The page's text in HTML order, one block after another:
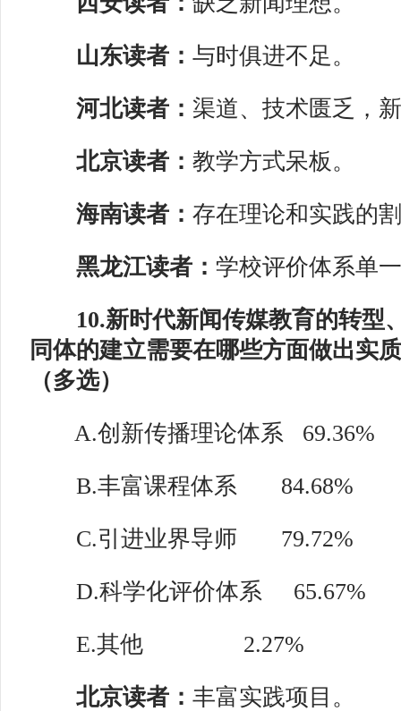
山东读者： 与时俱进不足。
河北读者： 渠道、技术匮乏，
北京读者： 教学方式呆板。
海南读者： 存在理论和实践的
黑龙江读者： 学校评价体系单
10.新时代新闻传媒教育的转型
同体的建立需要在哪些方面做出实
（多选）
A.创新传播理论体系 69.36%
B.丰富课程体系 84.68%
C.引进业界导师 79.72%
D.科学化评价体系 65.67%
E.其他 2.27%
北京读者： 丰富实践项目。